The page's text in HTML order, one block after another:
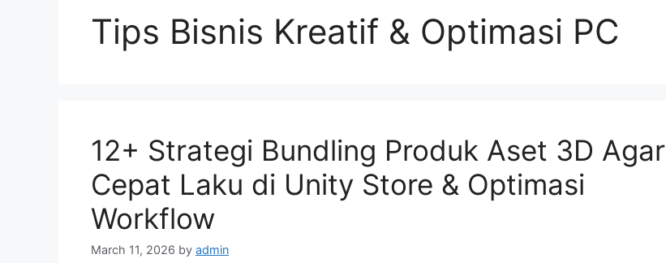
Tips Bisnis Kreatif & Optimasi PC
12+ Strategi Bundling Produk Aset 3D Agar
Cepat Laku di Unity Store & Optimasi
Workflow
March 11, 2026 by admin